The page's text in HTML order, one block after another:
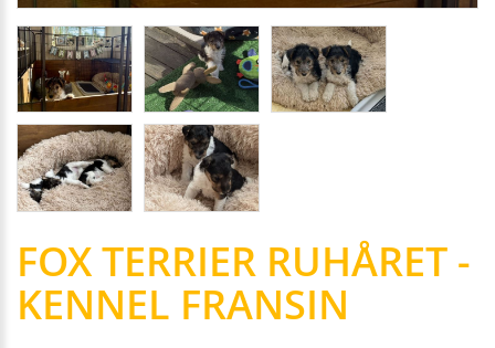
FOX TERRIER RUHÅRET -
KENNEL FRANSIN